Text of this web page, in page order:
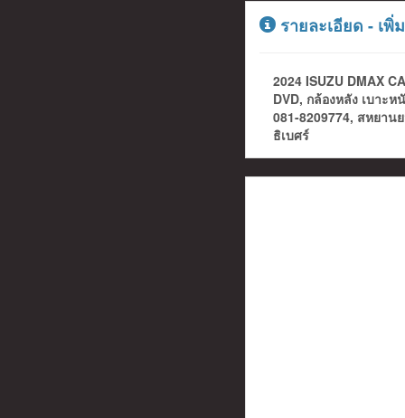
รายละเอียด - เพิ่
2024 ISUZU DMAX
DVD, กล้องหลัง เบาะ
081-8209774, สหยา
ธิเบศร์